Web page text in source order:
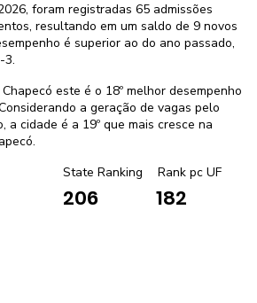
foram registradas 65 admissões
resultando em um saldo de 9 novos
é superior ao do ano passado,
3.
este é o 18º melhor desempenho
a geração de vagas pelo
a cidade é a 19º que mais cresce na
State Ranking
206
Rank pc UF
182